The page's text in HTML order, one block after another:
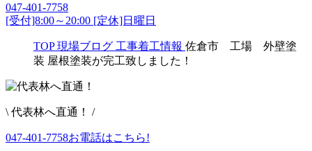
047-401-7758
[受付]8:00～20:00 [定休]日曜日
TOP 現場ブログ 工事着工情報 佐倉市 工場 外壁塗
装 屋根塗装が完工致しました！
\ 代表林へ直通！ /
047-401-7758お電話はこちら!